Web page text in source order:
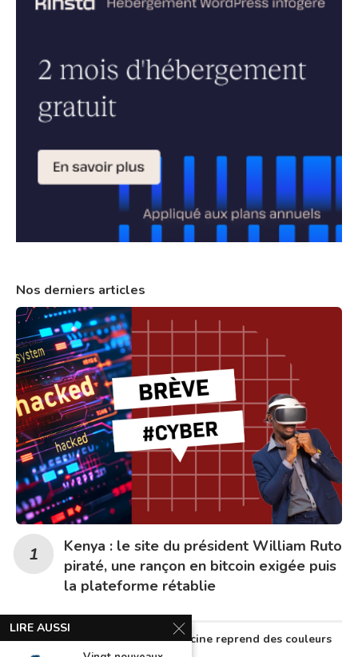
Nos derniers articles
Kenya : le site du président William Ruto
piraté, une rançon en bitcoin exigée puis
la plateforme rétablie
Au Nigeria, la télémédecine reprend des couleurs
LIRE AUSSI